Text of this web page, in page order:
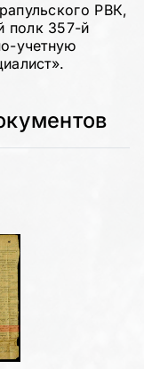
РВК,
полк 357-й
учетную